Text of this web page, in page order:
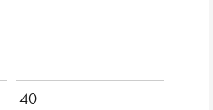
40